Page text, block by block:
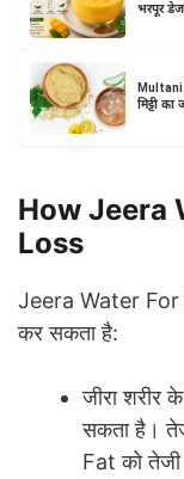
भरपूर
Multani
मिट्टी का
How Jeera
Loss
Jeera Water For
कर सकता है:
जीरा
सकता है।
Fat को